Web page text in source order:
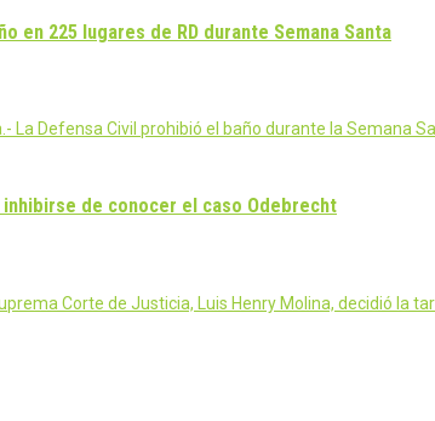
en 225 lugares de RD durante Semana Santa
La Defensa Civil prohibió el baño durante la Semana
de conocer el caso Odebrecht
Corte de Justicia, Luis Henry Molina, decidió la